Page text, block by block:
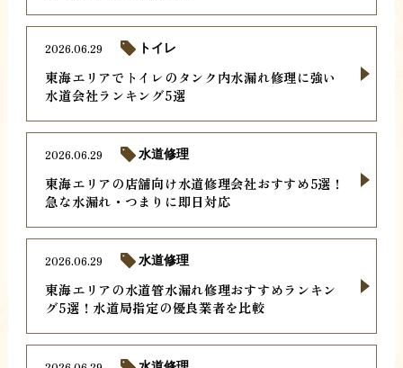
東海エリアでトイレのタンク内水漏れ修理に強い
水道会社ランキング5選
2026.06.29 トイレ
東海エリアの店舗向け水道修理会社おすすめ5選！
急な水漏れ・つまりに即日対応
2026.06.29 水道修理
東海エリアの水道管水漏れ修理おすすめランキン
グ5選！水道局指定の優良業者を比較
2026.06.29 水道修理